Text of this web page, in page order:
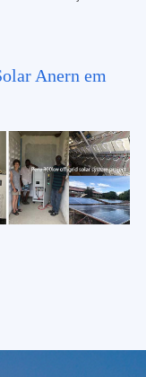
Anern em